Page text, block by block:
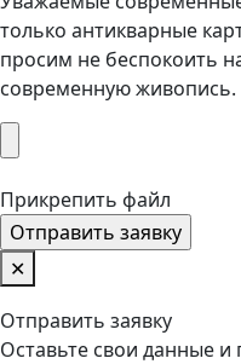
только антикварные
просим не беспокоить
современную живопись.
Прикрепить файл
✕
Отправить заявку
Оставьте свои данные